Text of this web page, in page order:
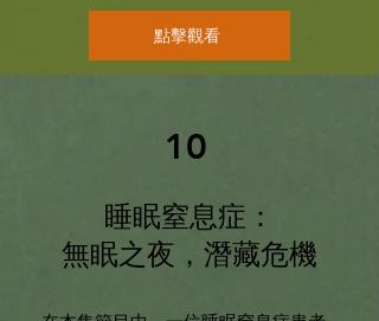
點擊觀看
10
睡眠窒息症：
無眠之夜，潛藏危機